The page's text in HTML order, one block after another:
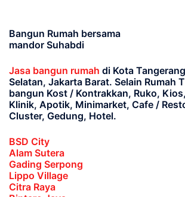
Bangun Rumah bersama
mandor Suhabdi
Jasa bangun rumah di Kota
Selatan, Jakarta Barat. Selain Rumah
bangun Kost / Kontrakkan, Ruko,
Klinik, Apotik, Minimarket, Cafe /
Cluster, Gedung, Hotel.
BSD City
Alam Sutera
Gading Serpong
Lippo Village
Citra Raya